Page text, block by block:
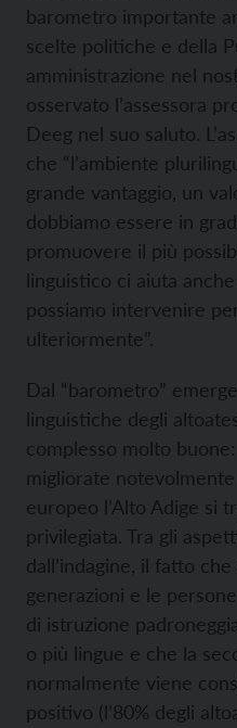
barometro importante
scelte politiche e della
amministrazione nel
osservato l’assessora
Deeg nel suo saluto.
che “l’ambiente
grande vantaggio, un
dobbiamo essere in
promuovere il più
linguistico ci aiuta
possiamo intervenire
ulteriormente”.
Dal “barometro”
linguistiche degli
complesso molto
migliorate
europeo l’Alto Adige si
privilegiata. Tra gli
dall’indagine, il fatto
generazioni e le
di istruzione
o più lingue e che la
normalmente viene
positivo (l’80% degli